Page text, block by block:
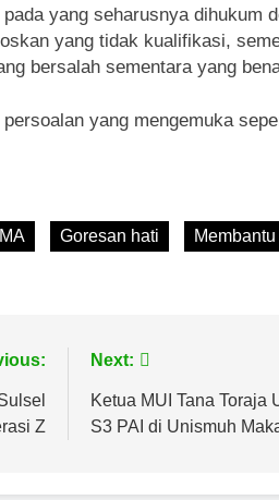
yang seharusnya dihukum
yang tidak kualifikasi,
bersalah sementara yang
yang mengemuka
Goresan hati
Z
Next:
Ketua MUI Tana Toraja
S3 PAI di Unismuh